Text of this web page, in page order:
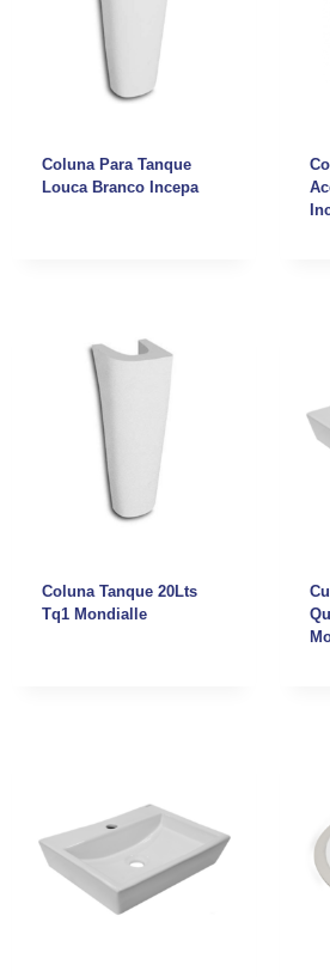
Coluna Para Tanque
Louca Branco Incepa
Coluna Tanque 20Lts
Tq1 Mondialle